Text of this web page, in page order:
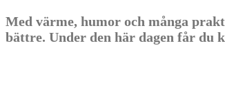
Med värme, humor och många
bättre. Under den här dagen får du